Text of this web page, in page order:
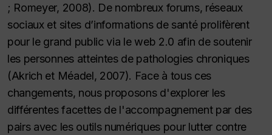
; Romeyer, 2008). De nombreux forums, réseaux
sociaux et sites d’informations de santé prolifèrent
pour le grand publicvia le web 2.0 afin de soutenir
les personnes atteintes de pathologies chroniques
(Akrich et Méadel, 2007). Face à tous ces
changements, nous proposons d'explorer les
différentes facettes de l'accompagnement par des
pairs avec les outils numériques pour lutter contre